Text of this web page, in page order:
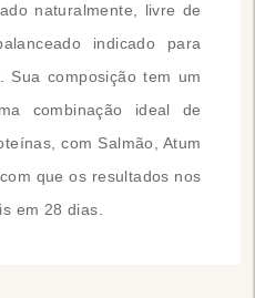
naturalmente, livre de
indicado para
Sua composição tem um
combinação ideal de
com Salmão, Atum
que os resultados nos
em 28 dias.